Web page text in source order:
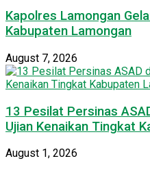
Kapolres Lamongan
Kabupaten Lamongan
August 7, 2026
13 Pesilat Persinas
Ujian Kenaikan Tingkat
August 1, 2026